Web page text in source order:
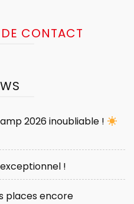
CONTACT
2026 inoubliable !
!
places encore